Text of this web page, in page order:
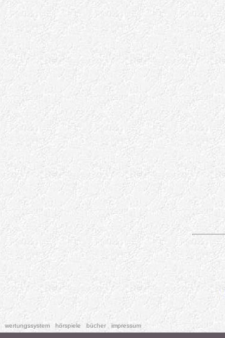
wertungssystem hörspiele bücher impressum